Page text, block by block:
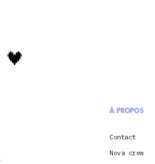
À PROPOS
Contact
Nova crew